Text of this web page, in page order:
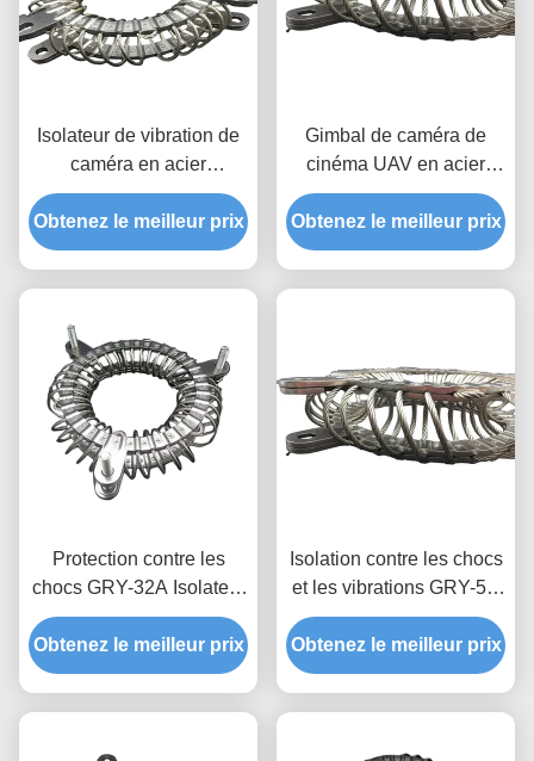
Isolateur de vibration de
caméra en acier
inoxydable pour la
photographie aérienne
Drone série Gry
Obtenez le meilleur prix
Gimbal de caméra de
cinéma UAV en acier
inoxydable pour
hélicoptère GRY-32A
Obtenez le meilleur prix
Protection contre les
chocs GRY-32A Isolateur
de vibration de caméra en
acier inoxydable pour
drones aériens
Obtenez le meilleur prix
Isolation contre les chocs
et les vibrations GRY-5A
Isolateur en acier
inoxydable pour
l'exploitation minière
Obtenez le meilleur prix